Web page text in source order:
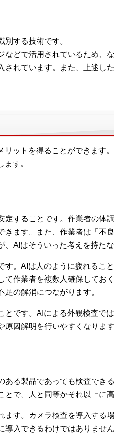
する技術です。
どで活用されているため、
れています。また、上述し
ットを得ることができます
す。
することです。作業者の体
ます。また、作業者は「不
AIはそういった考えを持た
。AIは人のように疲れるこ
作業者を複数人確保してお
の解消につながります。
です。AIによる外観検査で
因解明を行いやすくなります
る製品であっても検査でき
で、人と同等かそれ以上に
す。カメラ検査を導入する
導入できるわけではありませ